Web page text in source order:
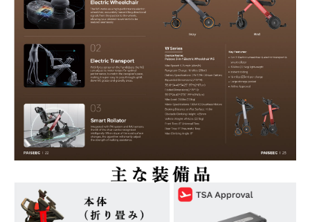
ル
車椅
子部
品・
関連
商品
医療
機